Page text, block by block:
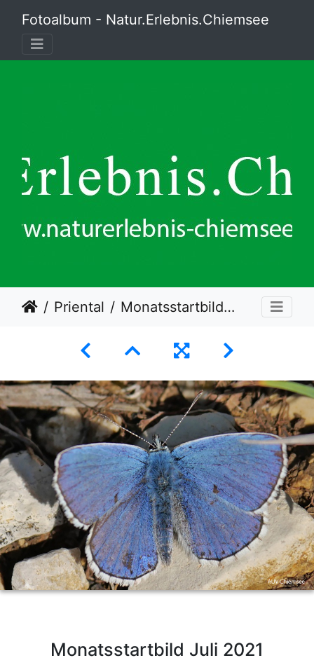
Fotoalbum - Natur.Erlebnis.Chiemsee
Priental Monatsstartbild Juli 2021
Monatsstartbild Juli 2021